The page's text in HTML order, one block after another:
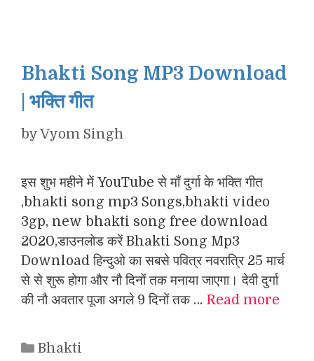
Bhakti Song MP3 Download
| भक्ति गीत
byVyom Singh
इस शुभ महीने में YouTube से माँ दुर्गा के भक्ति गीत
,bhakti song mp3 Songs,bhakti video
3gp, new bhakti song free download
2020,डाउनलोड करें Bhakti Song Mp3
Download हिन्दुओ का सबसे पवित्र नवरात्रि 25 मार्च
से से शुरू होगा और नौ दिनों तक मनाया जाएगा। देवी दुर्गा
की नौ अवतार पूजा अगले 9 दिनों तक … Read more
Categories
Bhakti